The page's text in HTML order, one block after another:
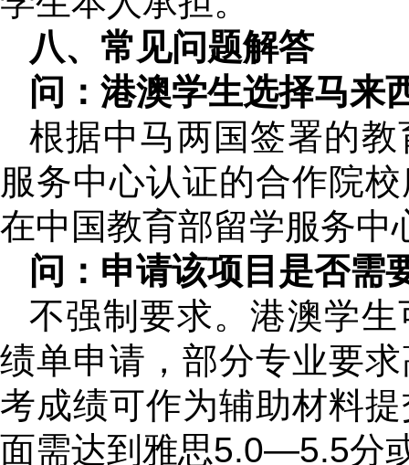
八、常见问题解答
问：港澳学生选择马来
根据中马两国签署的
服务中心认证的合作院
在中国教育部留学服务中
问：申请该项目是否需
不强制要求。港澳学
绩单申请，部分专业要
考成绩可作为辅助材料
面需达到雅思5.0—5.5分